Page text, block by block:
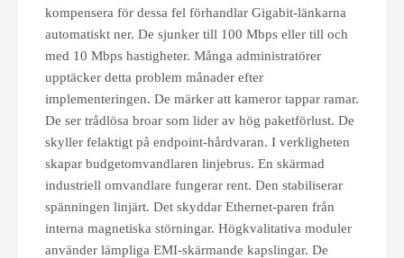
kompensera för dessa fel förhandlar Gigabit-länkarna
automatiskt ner. De sjunker till 100 Mbps eller till och
med 10 Mbps hastigheter. Många administratörer
upptäcker detta problem månader efter
implementeringen. De märker att kameror tappar ramar.
De ser trådlösa broar som lider av hög paketförlust. De
skyller felaktigt på endpoint-hårdvaran. I verkligheten
skapar budgetomvandlaren linjebrus. En skärmad
industriell omvandlare fungerar rent. Den stabiliserar
spänningen linjärt. Det skyddar Ethernet-paren från
interna magnetiska störningar. Högkvalitativa moduler
använder lämpliga EMI-skärmande kapslingar. De